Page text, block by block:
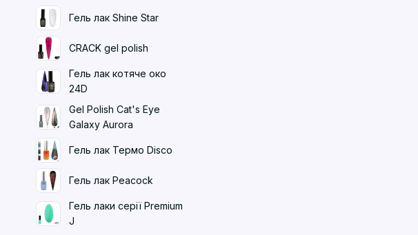
Гель лак Shine Star
CRACK gel polish
Гель лак котяче око
24D
Gel Polish Cat's Eye
Galaxy Aurora
Гель лак Термо Disco
Гель лак Peacock
Гель лаки серії Premium
J